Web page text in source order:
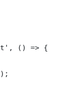
() => {